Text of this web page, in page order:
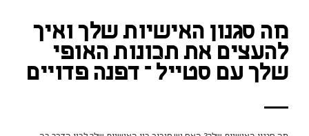
מה סגנון האישיות שלך ואיך
להעצים את תכונות האופי
שלך עם סטייל – דפנה פדויים